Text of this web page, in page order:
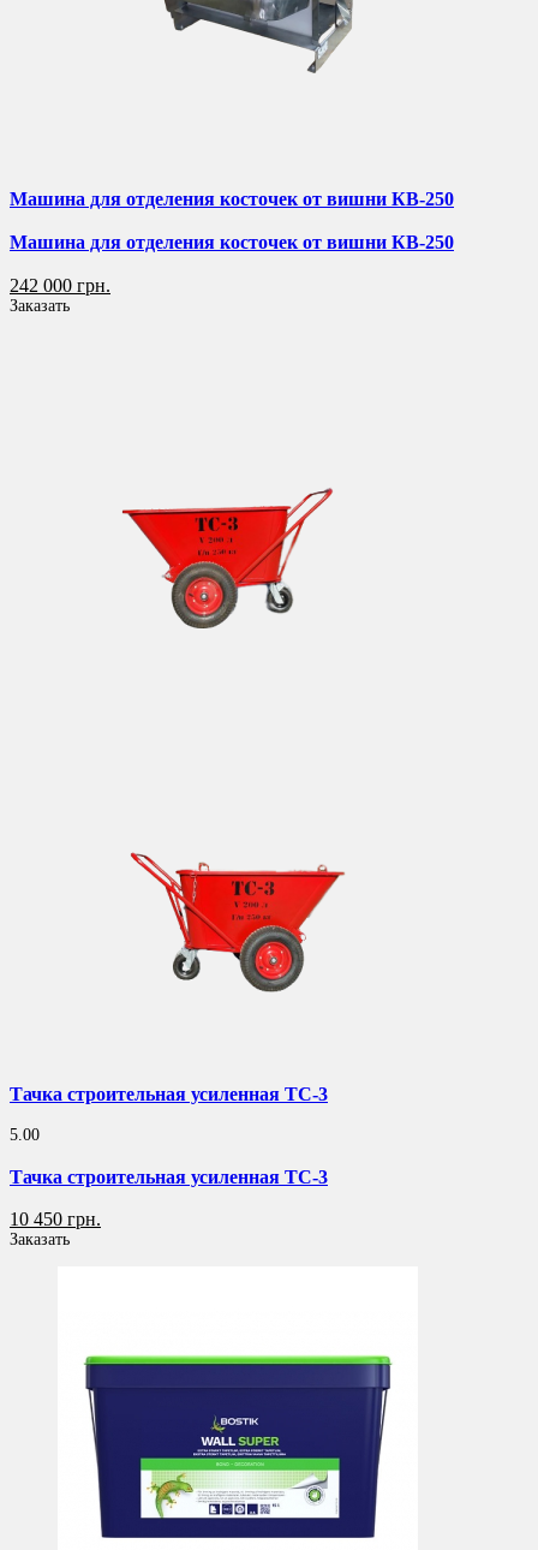
Машина для отделения косточек от вишни КВ-250
Машина для отделения косточек от вишни КВ-250
242 000 грн.
Заказать
Тачка строительная усиленная ТС-3
5.00
Тачка строительная усиленная ТС-3
10 450 грн.
Заказать